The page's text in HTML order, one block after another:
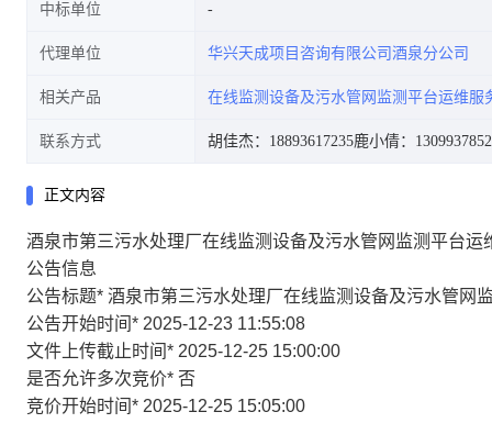
中标单位
代理单位 华兴天成项目咨询有限公司酒泉分公司
相关产品 在线监测设备及污水管网监测平台运维服
联系方式 胡佳杰：18893617235鹿小倩：
正文内容
酒泉市第三污水处理厂在线监测设备及污水管网监测平台运
公告信息
公告标题* 酒泉市第三污水处理厂在线监测设备及污水管网
公告开始时间* 2025-12-23 11:55:08
文件上传截止时间* 2025-12-25 15:00:00
是否允许多次竞价* 否
竞价开始时间* 2025-12-25 15:05:00